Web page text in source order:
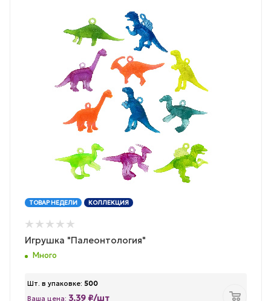
ТОВАР НЕДЕЛИ КОЛЛЕКЦИЯ
Игрушка "Палеонтология"
Много
Шт. в упаковке: 500
Ваша цена: 3.39 ₽/шт